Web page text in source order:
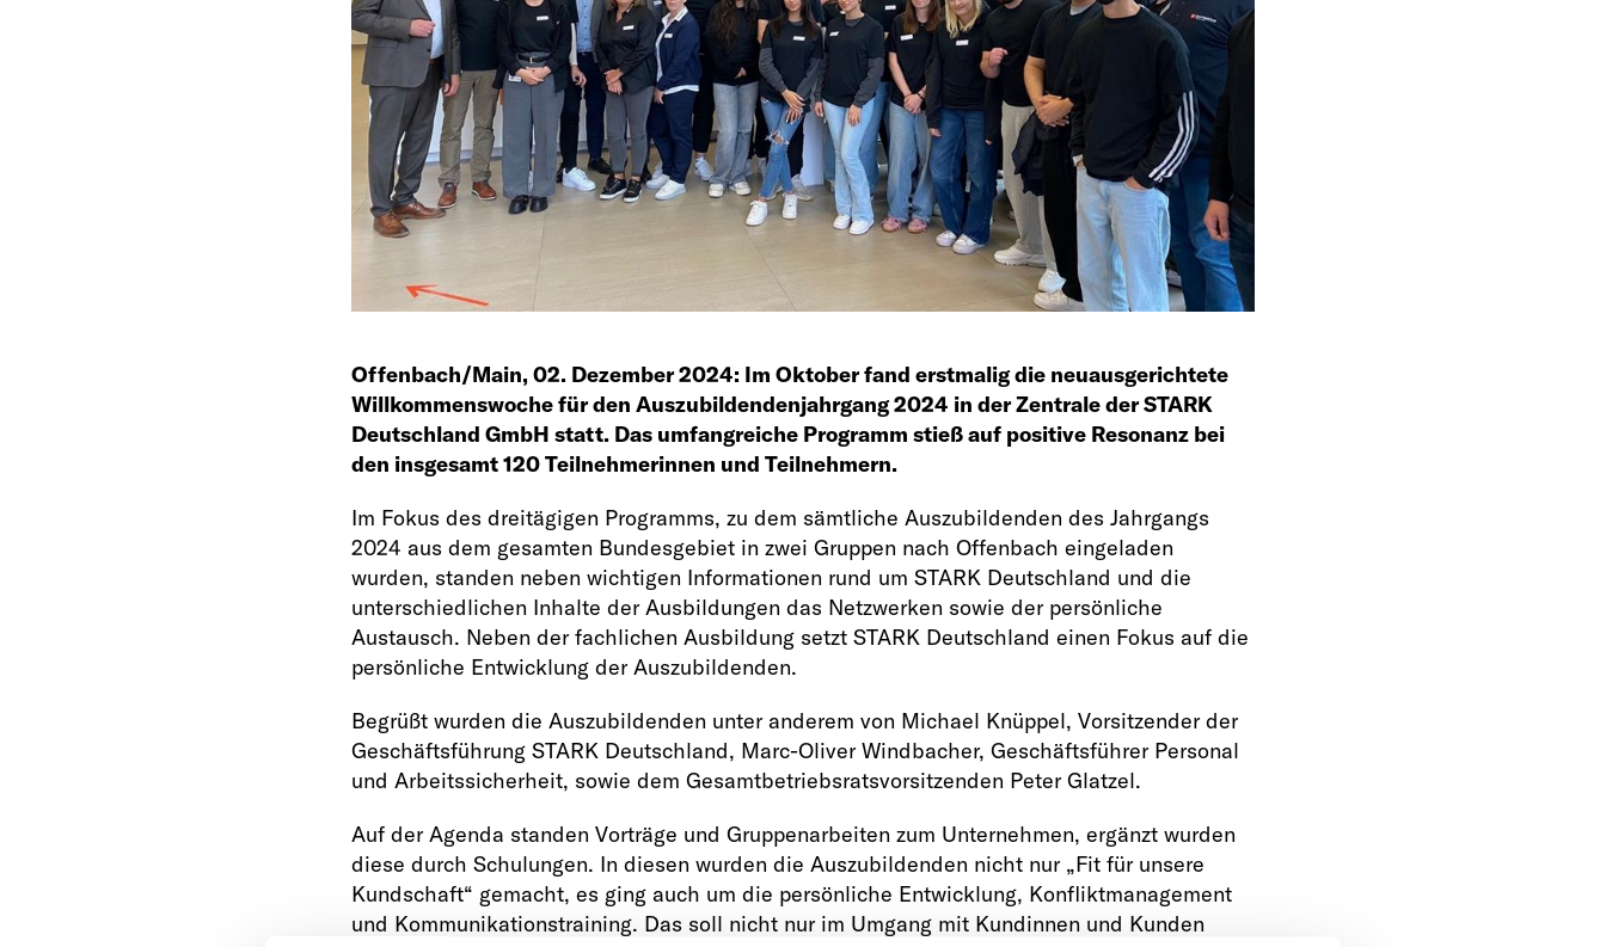
Offenbach/Main, 02. Dezember 2024: Im Oktober fand erstmalig die neuausgerichtete
Willkommenswoche für den Auszubildendenjahrgang 2024 in der Zentrale der STARK
Deutschland GmbH statt. Das umfangreiche Programm stieß auf positive Resonanz bei
den insgesamt 120 Teilnehmerinnen und Teilnehmern.
Im Fokus des dreitägigen Programms, zu dem sämtliche Auszubildenden des Jahrgangs
2024 aus dem gesamten Bundesgebiet in zwei Gruppen nach Offenbach eingeladen
wurden, standen neben wichtigen Informationen rund um STARK Deutschland und die
unterschiedlichen Inhalte der Ausbildungen das Netzwerken sowie der persönliche
Austausch. Neben der fachlichen Ausbildung setzt STARK Deutschland einen Fokus auf die
persönliche Entwicklung der Auszubildenden.
Begrüßt wurden die Auszubildenden unter anderem von Michael Knüppel, Vorsitzender der
Geschäftsführung STARK Deutschland, Marc-Oliver Windbacher, Geschäftsführer Personal
und Arbeitssicherheit, sowie dem Gesamtbetriebsratsvorsitzenden Peter Glatzel.
Auf der Agenda standen Vorträge und Gruppenarbeiten zum Unternehmen, ergänzt wurden
diese durch Schulungen. In diesen wurden die Auszubildenden nicht nur „Fit für unsere
Kundschaft“ gemacht, es ging auch um die persönliche Entwicklung, Konfliktmanagement
und Kommunikationstraining. Das soll nicht nur im Umgang mit Kundinnen und Kunden